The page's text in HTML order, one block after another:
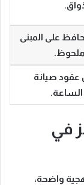
على المبنى
ملحوظ.
عقود صيانة
في
واضحة،